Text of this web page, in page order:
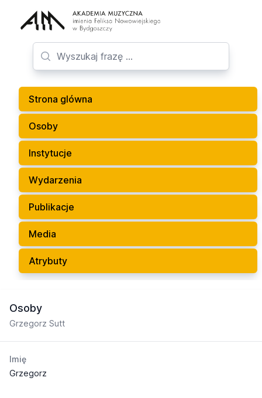
Strona glówna
Osoby
Instytucje
Wydarzenia
Publikacje
Media
Atrybuty
Osoby
Grzegorz Sutt
Imię
Grzegorz